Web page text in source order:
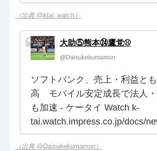
（出典 @ktai_watch）
大助⑤熊本㉔鷹党⚾️
@Daisukekumamon
ソフトバンク、売上・利益と
高 モバイル安定成長で法人
も加速 - ケータイ Watch k-
tai.watch.impress.co.jp/docs/
（出典 @Daisukekumamon）